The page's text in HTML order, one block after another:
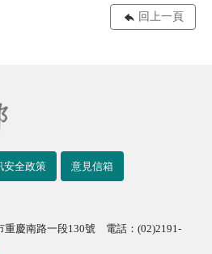
回上一頁
安全政策 意見信箱
重慶南路一段130號 電話：(02)2191-